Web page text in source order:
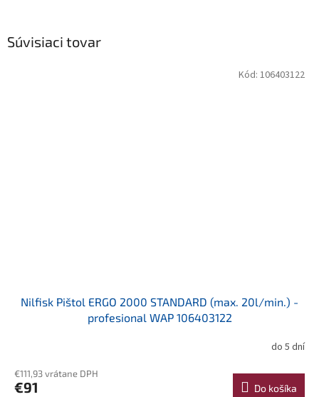
Súvisiaci tovar
Nilfisk Pištol ERGO 2000 STANDARD (max. 20l/min.) -
profesional WAP 106403122
do 5 dní
€111,93 vrátane DPH
€91 Do košíka
Kód: 106403122